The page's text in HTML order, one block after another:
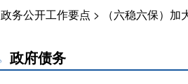
政务公开工作要点 > （六稳六保）
政府债务